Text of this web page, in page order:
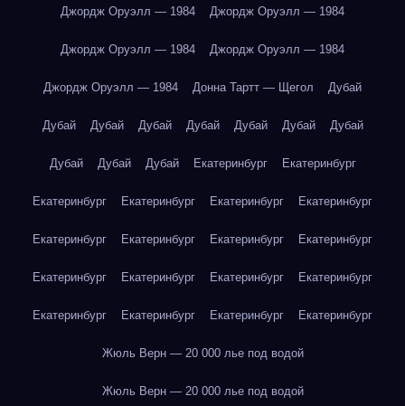
Джордж Оруэлл — 1984 Джордж Оруэлл — 1984
Джордж Оруэлл — 1984 Джордж Оруэлл — 1984
Джордж Оруэлл — 1984 Донна Тартт — Щегол Дубай
Дубай Дубай Дубай Дубай Дубай Дубай Дубай
Дубай Дубай Дубай Екатеринбург Екатеринбург
Екатеринбург Екатеринбург Екатеринбург Екатеринбург
Екатеринбург Екатеринбург Екатеринбург Екатеринбург
Екатеринбург Екатеринбург Екатеринбург Екатеринбург
Екатеринбург Екатеринбург Екатеринбург Екатеринбург
Жюль Верн — 20 000 лье под водой
Жюль Верн — 20 000 лье под водой